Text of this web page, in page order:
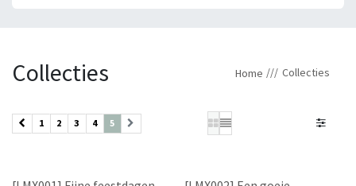
Collecties Home Collecties
1 2 3 4 5